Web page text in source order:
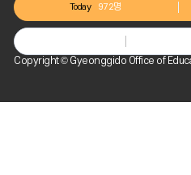
Today 972명
Copyright © Gyeonggido Office of